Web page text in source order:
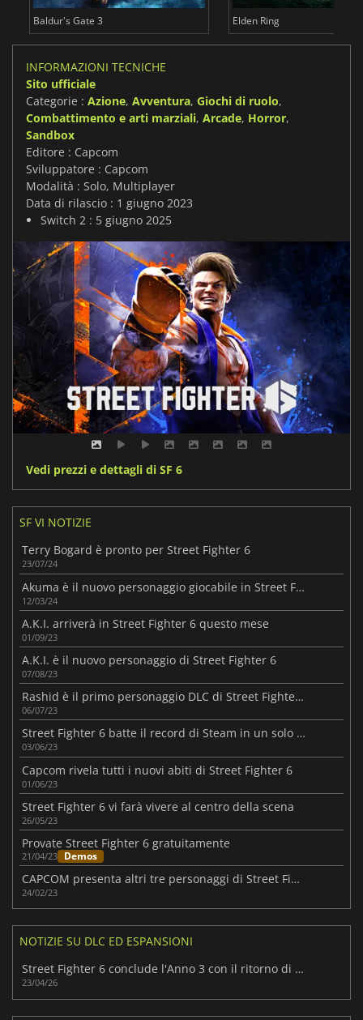
Baldur's Gate 3 Elden Ring
INFORMAZIONI TECNICHE
Sito ufficiale
Categorie : Azione, Avventura, Giochi di ruolo,
Combattimento e arti marziali, Arcade, Horror,
Sandbox
Editore : Capcom
Sviluppatore : Capcom
Modalità : Solo, Multiplayer
Data di rilascio : 1 giugno 2023
Switch 2 : 5 giugno 2025
Vedi prezzi e dettagli di SF 6
SF VI NOTIZIE
Terry Bogard è pronto per Street Fighter 6
23/07/24
Akuma è il nuovo personaggio giocabile in Street Fighter 6
12/03/24
A.K.I. arriverà in Street Fighter 6 questo mese
01/09/23
A.K.I. è il nuovo personaggio di Street Fighter 6
07/08/23
Rashid è il primo personaggio DLC di Street Fighter 6 ad aggiungersi al roster
06/07/23
Street Fighter 6 batte il record di Steam in un solo giorno
03/06/23
Capcom rivela tutti i nuovi abiti di Street Fighter 6
01/06/23
Street Fighter 6 vi farà vivere al centro della scena
26/05/23
Provate Street Fighter 6 gratuitamente
21/04/23 Demos
CAPCOM presenta altri tre personaggi di Street Fighter 6
24/02/23
NOTIZIE SU DLC ED ESPANSIONI
Street Fighter 6 conclude l'Anno 3 con il ritorno di Ingrid
23/04/26